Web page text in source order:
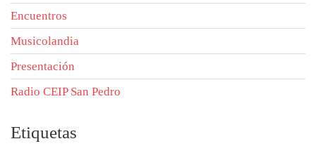
Encuentros
Musicolandia
Presentación
Radio CEIP San Pedro
Etiquetas